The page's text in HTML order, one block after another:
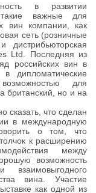
в развитии
такие важные для
вин компании, как
сеть (розничные
Ltd. Последняя из
российских вин в
в дипломатические
для
британский, но и на
сказать, что сделан
в международную
о том, что
к расширению
между
возможность
вина. Участие
как одной из